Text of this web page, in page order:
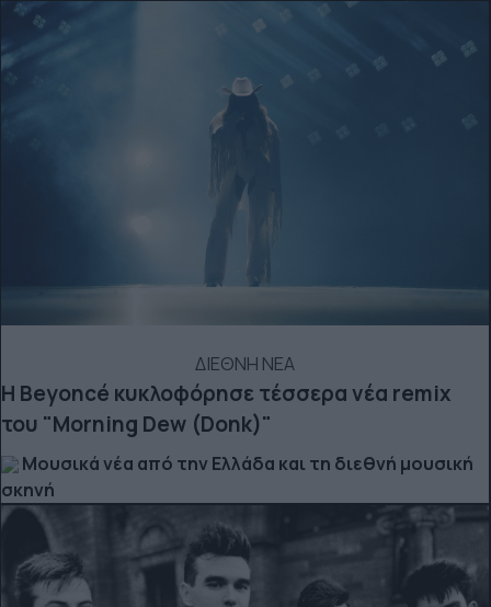
ΔΙΕΘΝΗ ΝΕΑ
Η Beyoncé κυκλοφόρησε τέσσερα νέα remix
του "Morning Dew (Donk)"
Μουσικά νέα από την Ελλάδα και τη διεθνή μουσική
σκηνή